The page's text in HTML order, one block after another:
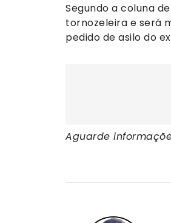
Segundo a coluna
tornozeleira e será
pedido de asilo do
Aguarde